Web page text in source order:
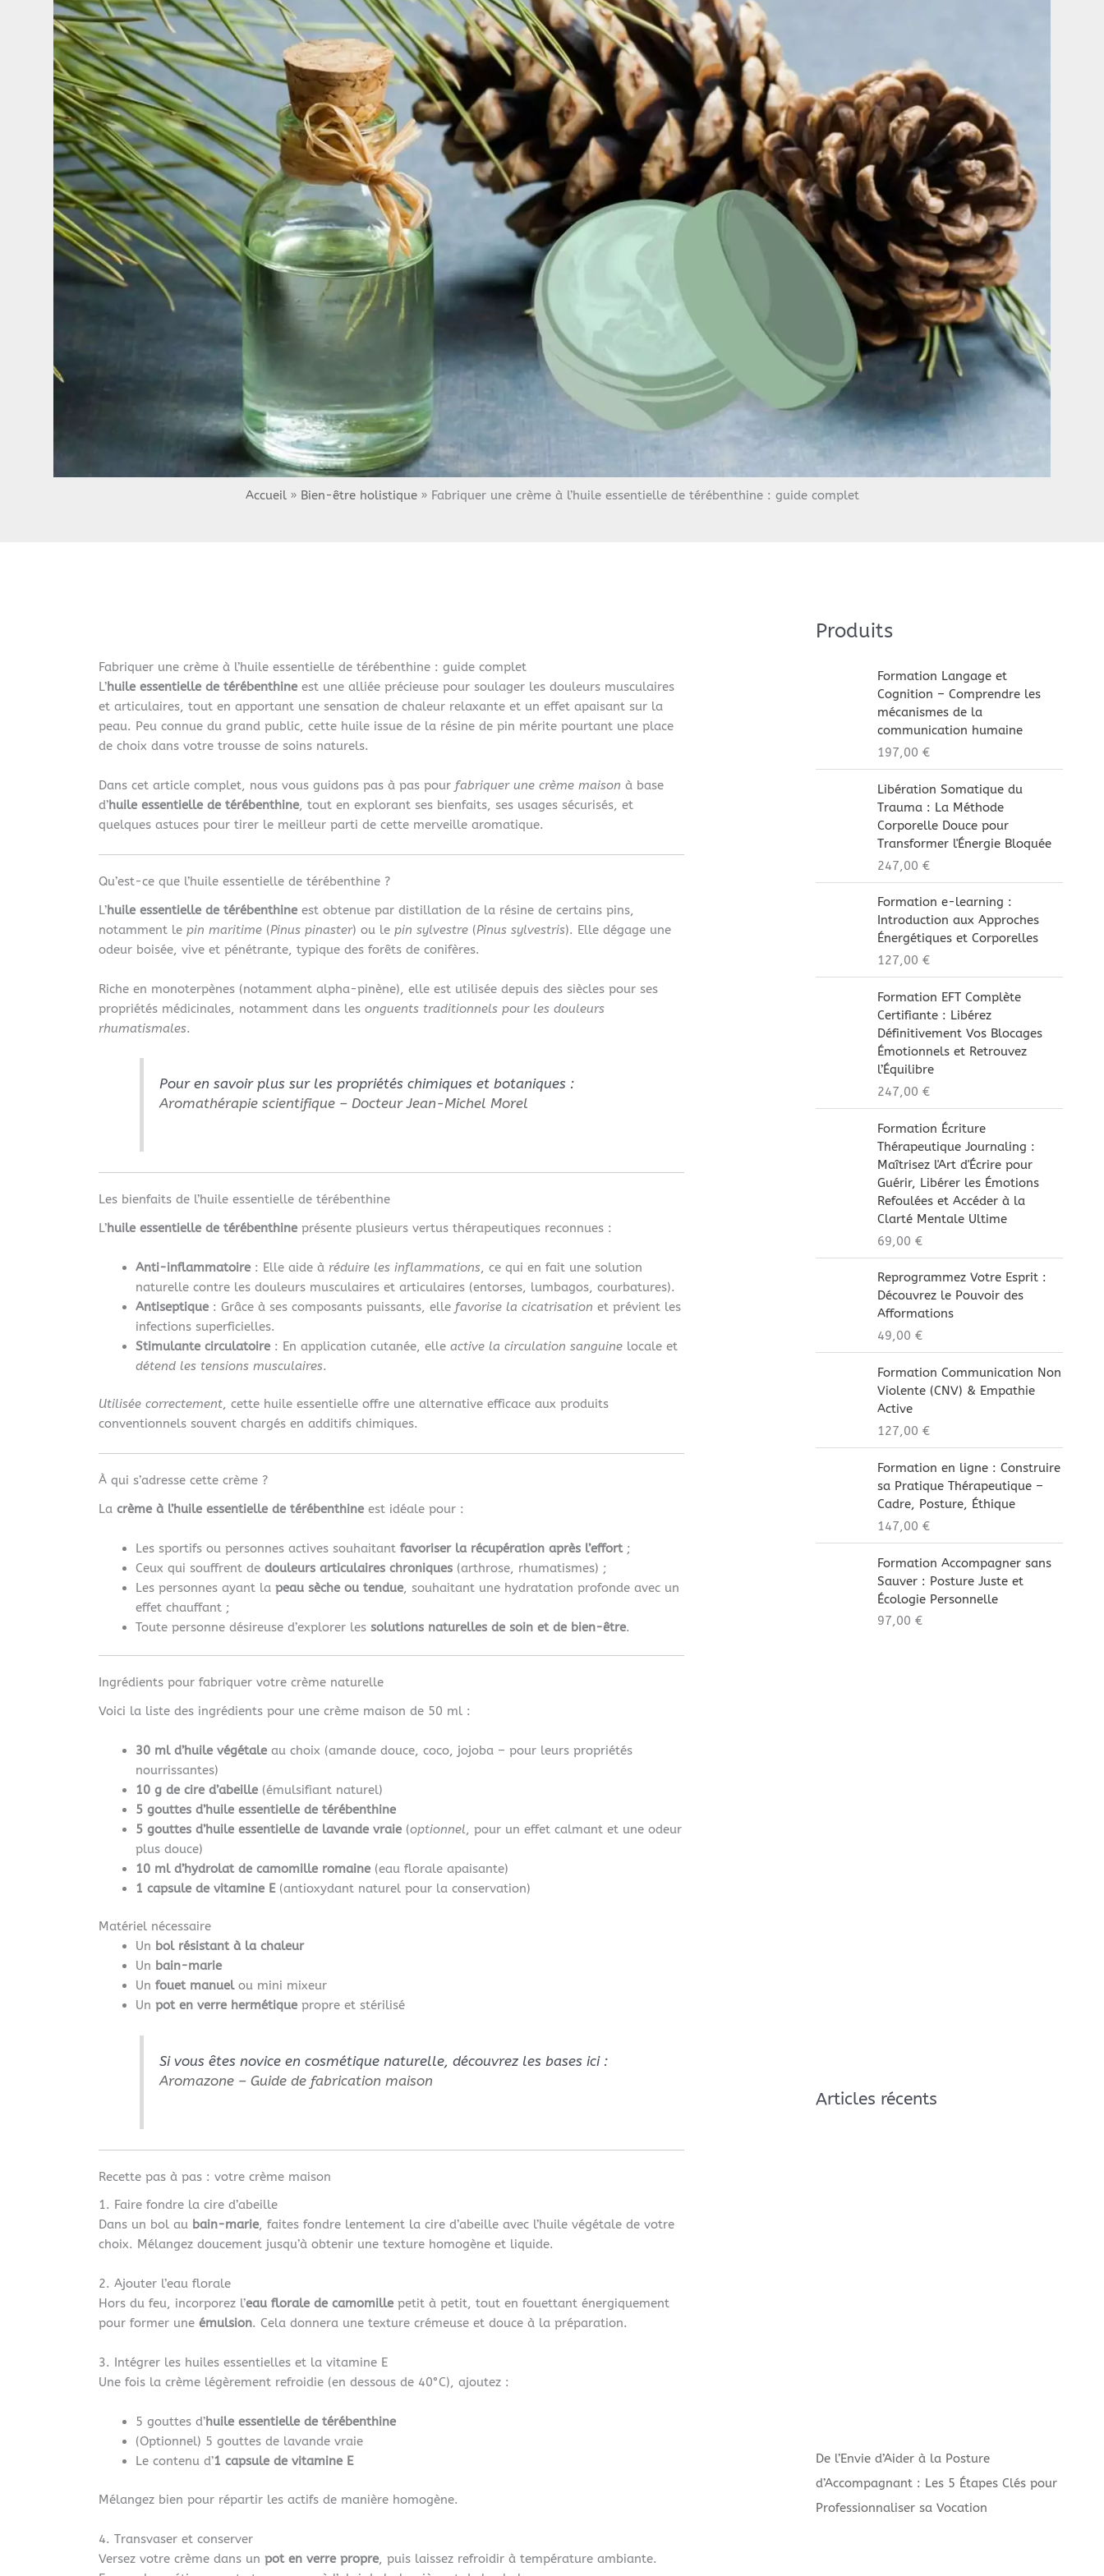
Accueil Bien-être holistique Fabriquer une crème à l’huile essentielle de térébenthine : guide complet
Fabriquer une crème à l’huile essentielle de térébenthine : guide complet
L’huile essentielle de térébenthine est une alliée précieuse pour soulager les douleurs musculaires
et articulaires, tout en apportant une sensation de chaleur relaxante et un effet apaisant sur la
peau. Peu connue du grand public, cette huile issue de la résine de pin mérite pourtant une place
de choix dans votre trousse de soins naturels.
Dans cet article complet, nous vous guidons pas à pas pour fabriquer une crème maison à base
d’huile essentielle de térébenthine, tout en explorant ses bienfaits, ses usages sécurisés, et
quelques astuces pour tirer le meilleur parti de cette merveille aromatique.
Qu’est-ce que l’huile essentielle de térébenthine ?
L’huile essentielle de térébenthine est obtenue par distillation de la résine de certains pins,
notamment le pin maritime (Pinus pinaster) ou le pin sylvestre (Pinus sylvestris). Elle dégage une
odeur boisée, vive et pénétrante, typique des forêts de conifères.
Riche en monoterpènes (notamment alpha-pinène), elle est utilisée depuis des siècles pour ses
propriétés médicinales, notamment dans lesonguents traditionnels pour les douleurs
rhumatismales.
Pour en savoir plus sur les propriétés chimiques et botaniques :
Aromathérapie scientifique – Docteur Jean-Michel Morel
Les bienfaits de l’huile essentielle de térébenthine
L’huile essentielle de térébenthine présente plusieurs vertus thérapeutiques reconnues :
Anti-inflammatoire : Elle aide à réduire les inflammations, ce qui en fait une solution
naturelle contre les douleurs musculaires et articulaires (entorses, lumbagos, courbatures).
Antiseptique : Grâce à ses composants puissants, elle favorise la cicatrisation et prévient les
infections superficielles.
Stimulante circulatoire : En application cutanée, elleactive la circulation sanguine locale et
détend les tensions musculaires.
Utilisée correctement, cette huile essentielle offre une alternative efficace aux produits
conventionnels souvent chargés en additifs chimiques.
À qui s’adresse cette crème ?
Lacrème à l’huile essentielle de térébenthine est idéale pour :
Les sportifs ou personnes actives souhaitantfavoriser la récupération après l’effort;
Ceux qui souffrent dedouleurs articulaires chroniques (arthrose, rhumatismes) ;
Les personnes ayant lapeau sèche ou tendue, souhaitant une hydratation profonde avec un
effet chauffant ;
Toute personne désireuse d’explorer lessolutions naturelles de soin et de bien-être.
Ingrédients pour fabriquer votre crème naturelle
Voici la liste des ingrédients pour une crème maison de 50 ml :
30 ml d’huile végétale au choix (amande douce, coco, jojoba – pour leurs propriétés
nourrissantes)
10 g de cire d’abeille (émulsifiant naturel)
5 gouttes d’huile essentielle de térébenthine
5 gouttes d’huile essentielle de lavande vraie (optionnel, pour un effet calmant et une odeur
plus douce)
10 ml d’hydrolat de camomille romaine (eau florale apaisante)
1 capsule de vitamine E(antioxydant naturel pour la conservation)
Matériel nécessaire
Un bol résistant à la chaleur
Un bain-marie
Unfouet manuelou mini mixeur
Unpot en verre hermétique propre et stérilisé
Si vous êtes novice en cosmétique naturelle, découvrez les bases ici :
Aromazone – Guide de fabrication maison
Recette pas à pas : votre crème maison
1. Faire fondre la cire d’abeille
Dans un bol au bain-marie, faites fondre lentement la cire d’abeille avec l’huile végétale de votre
choix. Mélangez doucement jusqu’à obtenir une texture homogène et liquide.
2. Ajouter l’eau florale
Hors du feu, incorporez l’eau florale de camomille petit à petit, tout en fouettant énergiquement
pour former uneémulsion. Cela donnera une texture crémeuse et douce à la préparation.
3. Intégrer les huiles essentielles et la vitamine E
Une fois la crème légèrement refroidie (en dessous de 40°C), ajoutez :
5 gouttes d’huile essentielle de térébenthine
(Optionnel) 5 gouttes de lavande vraie
Le contenu d’1 capsule de vitamine E
Mélangez bien pour répartir les actifs de manière homogène.
4. Transvaser et conserver
Versez votre crème dans unpot en verre propre, puis laissez refroidir à température ambiante.
Produits
Formation Langage et
Cognition – Comprendre les
mécanismes de la
communication humaine
197,00 €
Libération Somatique du
Trauma : La Méthode
Corporelle Douce pour
Transformer l'Énergie Bloquée
247,00 €
Formation e-learning :
Introduction aux Approches
Énergétiques et Corporelles
127,00 €
Formation EFT Complète
Certifiante : Libérez
Définitivement Vos Blocages
Émotionnels et Retrouvez
l’Équilibre
247,00 €
Formation Écriture
Thérapeutique Journaling :
Maîtrisez l'Art d'Écrire pour
Guérir, Libérer les Émotions
Refoulées et Accéder à la
Clarté Mentale Ultime
69,00 €
Reprogrammez Votre Esprit :
Découvrez le Pouvoir des
Afformations
49,00 €
Formation Communication Non
Violente (CNV) & Empathie
Active
127,00 €
Formation en ligne : Construire
sa Pratique Thérapeutique –
Cadre, Posture, Éthique
147,00 €
Formation Accompagner sans
Sauver : Posture Juste et
Écologie Personnelle
97,00 €
Articles récents
De l’Envie d’Aider à la Posture
d’Accompagnant : Les 5 Étapes Clés pour
Professionnaliser sa Vocation